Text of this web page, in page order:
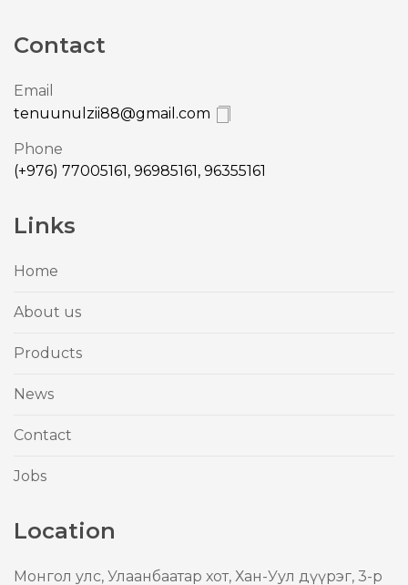
Contact
Email
tenuunulzii88@gmail.com
Phone
(+976) 77005161, 96985161, 96355161
Links
Home
About us
Products
News
Contact
Jobs
Location
Mонгол улс, Улаанбаатар хот, Хан-Уул дүүрэг, 3-р